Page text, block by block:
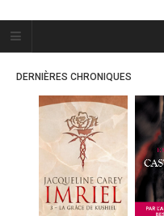
Plume Bleue
« Les mots sont les passants
« Les mots sont les passants
mystérieux de l’âme. »
ACCUEIL
LES PLUMES
DERNIÈRES CHRONIQUES